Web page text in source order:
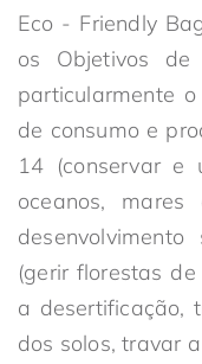
Eco - Friendly
os Objetivos de
particularmente
de consumo e
14 (conservar e
oceanos,
(gerir florestas
a desertificação,
dos solos, travar